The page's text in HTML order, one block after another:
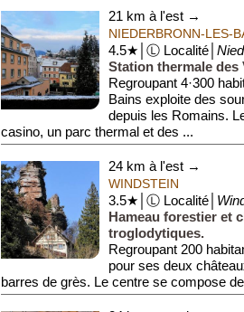
On y visi...
21 km à l'est →
NIEDERBRONN-LES-
4.5★│Ⓛ Localité│
Station thermale des
Regroupant 4·300
Bains exploite des
depuis les Romains.
casino, un parc thermal et des ...
24 km à l'est →
WINDSTEIN
3.5★│Ⓛ Localité│
Hameau forestier et
troglodytiques.
Regroupant 200
pour ses deux
barres de grès. Le centre se compose